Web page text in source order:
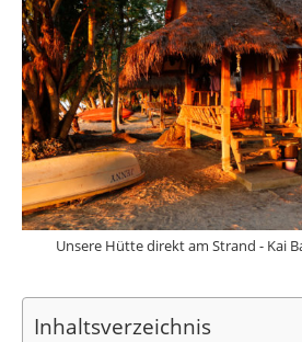
Unsere Hütte direkt am Strand - Kai
Inhaltsverzeichnis